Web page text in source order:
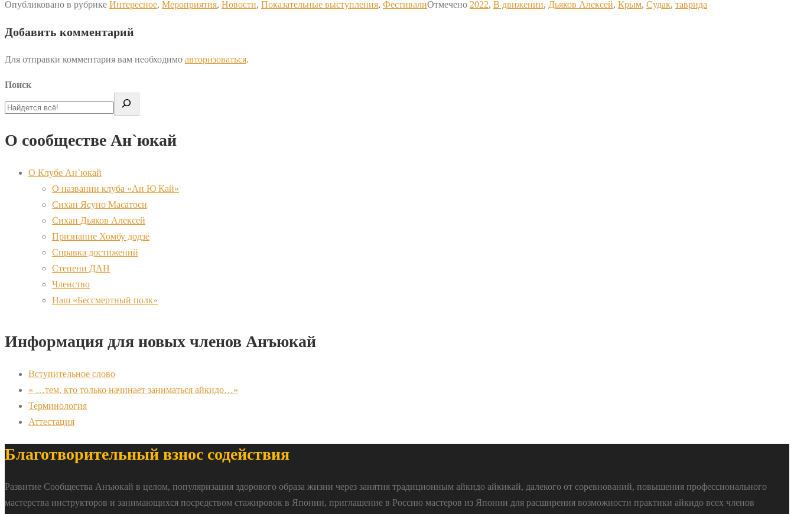
Опубликовано в рубрике Интересное, Мероприятия, Новости, Показательные выступления, ФестивалиОтмечено 2022, В движении, Дьяков Алексей, Крым, Судак, таврида
Добавить комментарий
Для отправки комментария вам необходимо авторизоваться.
Поиск
О сообществе Ан`юкай
О Клубе Ан`юкай
О названии клуба «Ан Ю Кай»
Сихан Ясуно Масатоси
Сихан Дьяков Алексей
Признание Хомбу додзё
Справка достижений
Степени ДАН
Членство
Наш «Бессмертный полк»
Информация для новых членов Анъюкай
Вступительное слово
« …тем, кто только начинает заниматься айкидо…»
Терминология
Аттестация
Благотворительный взнос содействия
Развитие Сообщества Анъюкай в целом, популяризация здорового образа жизни через занятия традиционным айкидо айкикай, далекого от соревнований, повышения профессионального
мастерства инструкторов и занимающихся посредством стажировок в Японии, приглашение в Россию мастеров из Японии для расширения возможности практики айкидо всех членов